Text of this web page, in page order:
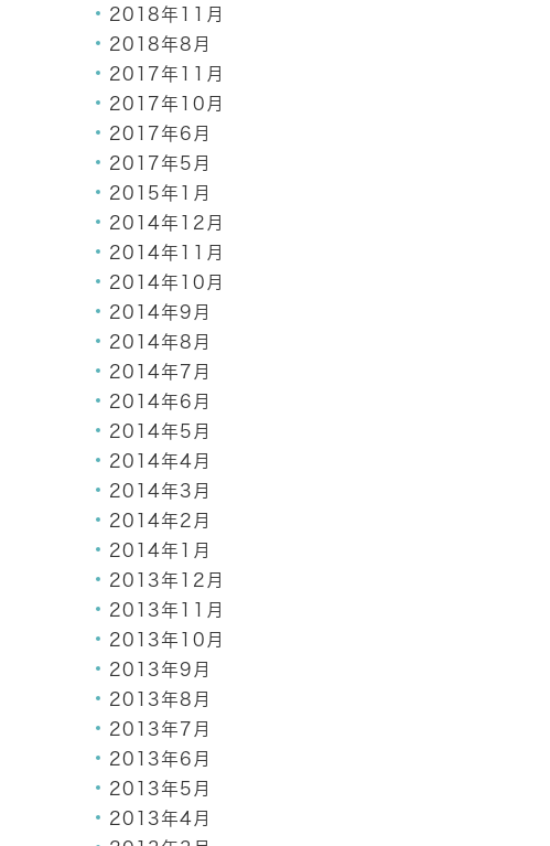
2018年11月
2018年8月
2017年11月
2017年10月
2017年6月
2017年5月
2015年1月
2014年12月
2014年11月
2014年10月
2014年9月
2014年8月
2014年7月
2014年6月
2014年5月
2014年4月
2014年3月
2014年2月
2014年1月
2013年12月
2013年11月
2013年10月
2013年9月
2013年8月
2013年7月
2013年6月
2013年5月
2013年4月